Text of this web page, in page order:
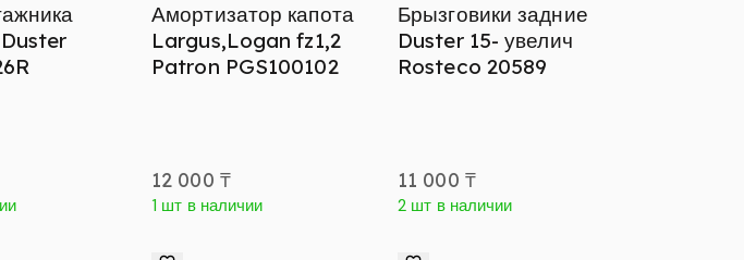
Амортизатор капота
Largus,Logan fz1,2
Patron PGS100102
12 000 ₸
1 шт в наличии
Брызговики задние
Duster 15- увелич
Rosteco 20589
11 000 ₸
2 шт в наличии